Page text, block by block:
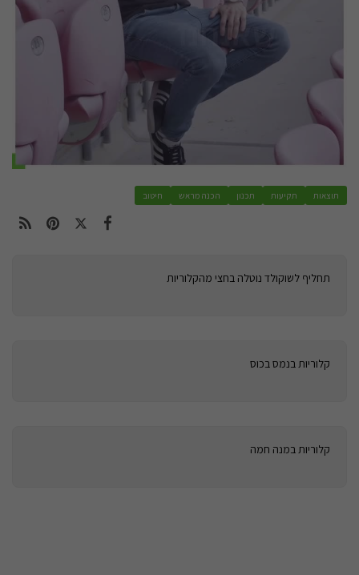
תוצאות תקיעות תכנון הכנה מראש חיטוב
תחליף לשוקולד נוטלה בחצי מהקלוריות
קלוריות בנמס בכוס
קלוריות במנה חמה